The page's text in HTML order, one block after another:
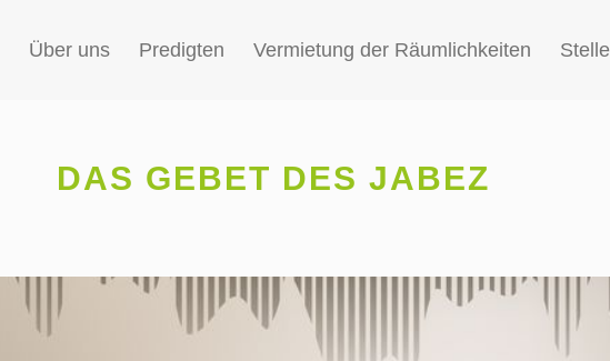
Über uns Predigten Vermietung der Räumlichkeiten
DAS GEBET DES JABEZ